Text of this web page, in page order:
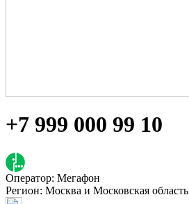
+7 999 000 99 10
Оператор: Мегафон
Регион: Москва и Московская область